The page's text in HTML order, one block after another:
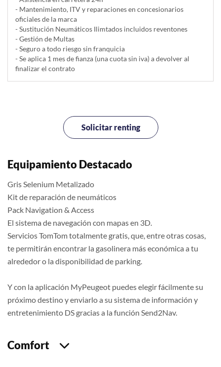
- Mantenimiento, ITV y reparaciones en concesionarios
oficiales de la marca
- Sustitución Neumáticos Ilimtados incluidos reventones
- Gestión de Multas
- Seguro a todo riesgo sin franquicia
- Se aplica 1 mes de fianza (una cuota sin iva) a devolver al
finalizar el contrato
Solicitar renting
Equipamiento Destacado
Gris Selenium Metalizado
Kit de reparación de neumáticos
Pack Navigation & Access
El sistema de navegación con mapas en 3D.
Servicios TomTom totalmente gratis, que, entre otras cosas,
te permitirán encontrar la gasolinera más económica a tu
alrededor o la disponibilidad de parking.
Y con la aplicación MyPeugeot puedes elegir fácilmente su
próximo destino y enviarlo a su sistema de información y
entretenimiento DS gracias a la función Send2Nav.
Comfort